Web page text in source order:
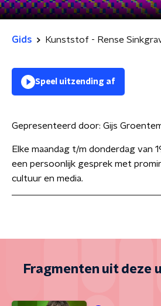
Gids
Speel uitzending af
Gepresenteerd door: Gijs
Elke maandag t/m donderdag van
een persoonlijk gesprek met
cultuur en media.
Fragmenten uit deze